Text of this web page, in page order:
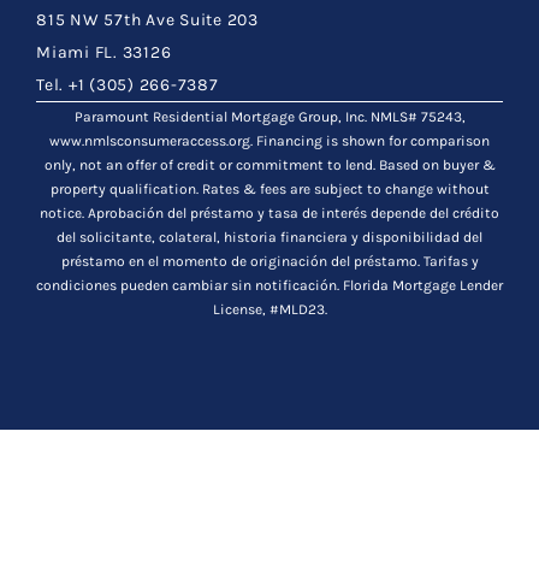
815 NW 57th Ave Suite 203
Miami FL. 33126
Tel. +1 (305) 266-7387
Paramount Residential Mortgage Group, Inc. NMLS# 75243,
www.nmlsconsumeraccess.org. Financing is shown for comparison
only, not an offer of credit or commitment to lend. Based on buyer &
property qualification. Rates & fees are subject to change without
notice. Aprobación del préstamo y tasa de interés depende del crédito
del solicitante, colateral, historia financiera y disponibilidad del
préstamo en el momento de originación del préstamo. Tarifas y
condiciones pueden cambiar sin notificación. Florida Mortgage Lender
License, #MLD23.